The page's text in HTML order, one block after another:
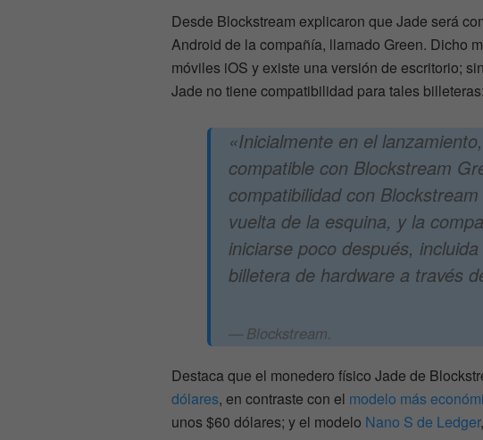
Desde Blockstream explicaron que Jade será
Android de la compañía, llamado Green. Dicho
móviles iOS y existe una versión de escritorio;
Jade no tiene compatibilidad para tales billeteras:
«Inicialmente en el
compatible con Blockstream
compatibilidad con
vuelta de la esquina, y la
iniciarse poco después,
billetera de hardware a través
Blockstream.
Destaca que el monedero físico Jade de
dólares, en contraste con el modelo más
unos $60 dólares; y el modelo Nano S de Ledger